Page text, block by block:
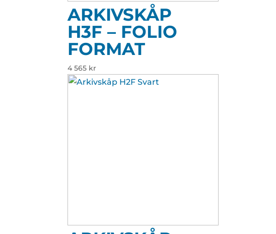
ARKIVSKÅP
H3F – FOLIO
FORMAT
4 565 kr